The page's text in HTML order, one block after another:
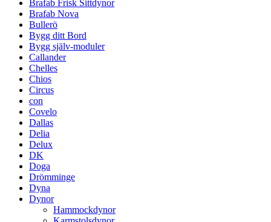
Brafab Frisk Sittdynor
Brafab Nova
Bullerö
Bygg ditt Bord
Bygg själv-moduler
Callander
Chelles
Chios
Circus
con
Covelo
Dallas
Delia
Delux
DK
Doga
Drömminge
Dyna
Dynor
Hammockdynor